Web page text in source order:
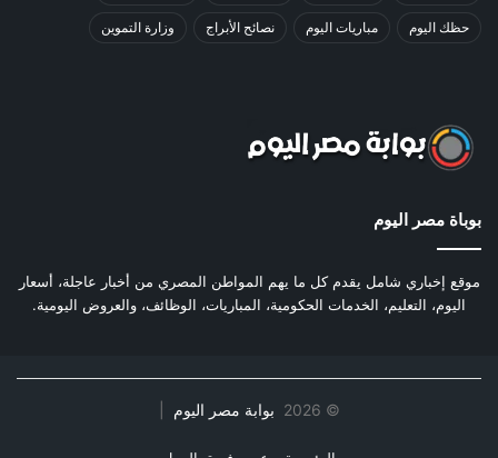
حظك اليوم مباريات اليوم نصائح الأبراج وزارة التموين
بوباة مصر اليوم
موقع إخباري شامل يقدم كل ما يهم المواطن المصري من أخبار عاجلة، أسعار
اليوم، التعليم، الخدمات الحكومية، المباريات، الوظائف، والعروض اليومية.
©
2026 بوابة مصر اليوم